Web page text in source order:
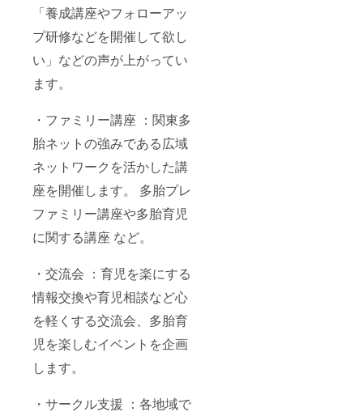
「養成講座やフォローアッ
プ研修などを開催して欲し
い」などの声が上がってい
ます。
・ファミリー講座 ：関東多
胎ネットの強みである広域
ネットワークを活かした講
座を開催します。 多胎プレ
ファミリー講座や多胎育児
に関する講座 など。
・交流会 ：育児を楽にする
情報交換や育児相談など心
を軽くする交流会、多胎育
児を楽しむイベントを企画
します。
・サークル支援 ：各地域で